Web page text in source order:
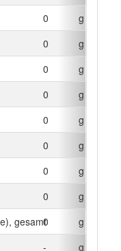
0
g
0
g
0
g
0
g
0
g
0
g
0
g
0
g
gesamt0
g
-
g